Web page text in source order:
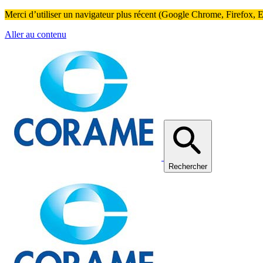
Merci d’utiliser un navigateur plus récent (Google Chrome, Firefox,
Aller au contenu
Rechercher